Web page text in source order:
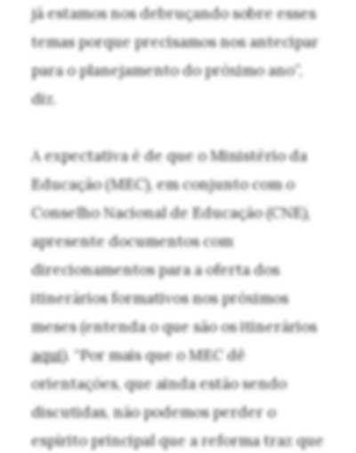
já estamos nos debruçando sobre esses
temas porque precisamos nos antecipar
para o planejamento do próximo ano”,
diz.
A expectativa é de que o Ministério da
Educação (MEC), em conjunto com o
Conselho Nacional de Educação (CNE),
apresente documentos com
direcionamentos para a oferta dos
itinerários formativos nos próximos
meses (entenda o que são os itinerários
aqui). “Por mais que o MEC dê
orientações, que ainda estão sendo
discutidas, não podemos perder o
espírito principal que a reforma traz que